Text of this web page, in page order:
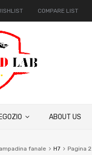
COMPARE LIST
ABOUT US
fanale H7 Pagina 2